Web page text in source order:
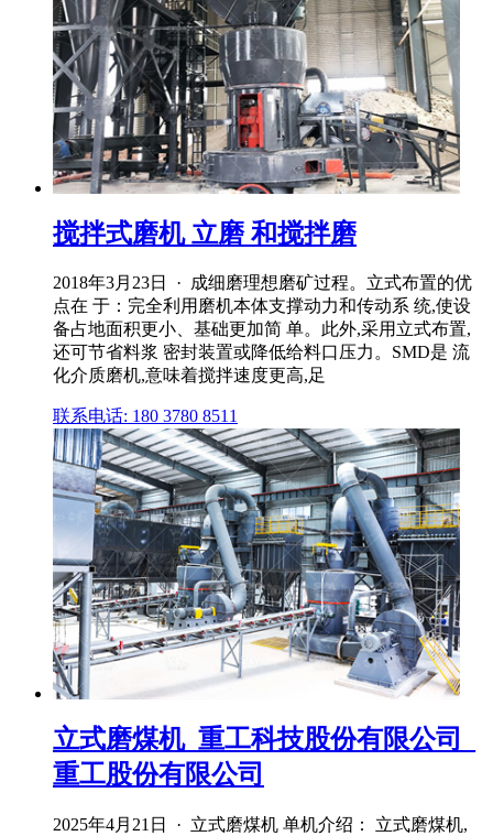
搅拌式磨机 立磨 和搅拌磨
2018年3月23日 · 成细磨理想磨矿过程。立式布置的优
点在 于：完全利用磨机本体支撑动力和传动系 统,使设
备占地面积更小、基础更加简 单。此外,采用立式布置,
还可节省料浆 密封装置或降低给料口压力。SMD是 流
化介质磨机,意味着搅拌速度更高,足
联系电话: 180 3780 8511
立式磨煤机_重工科技股份有限公司_
重工股份有限公司
2025年4月21日 · 立式磨煤机 单机介绍： 立式磨煤机,